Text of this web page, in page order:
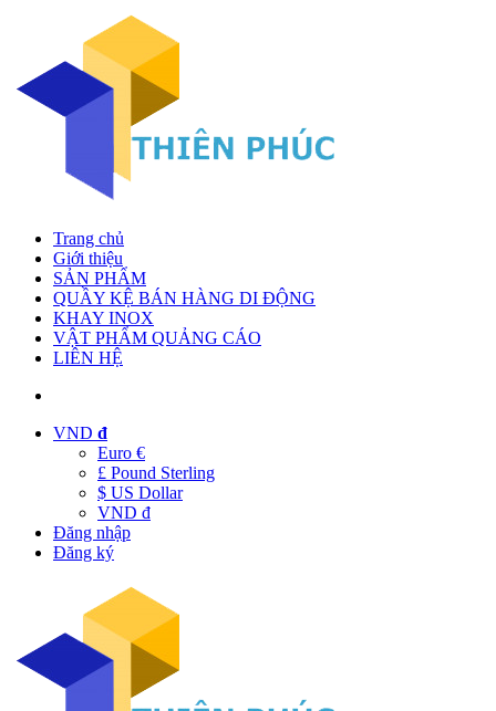
Trang chủ
Giới thiệu
SẢN PHẨM
QUẦY KỆ BÁN HÀNG DI ĐỘNG
KHAY INOX
VẬT PHẨM QUẢNG CÁO
LIÊN HỆ
VND đ
Euro €
£ Pound Sterling
$ US Dollar
VND đ
Đăng nhập
Đăng ký